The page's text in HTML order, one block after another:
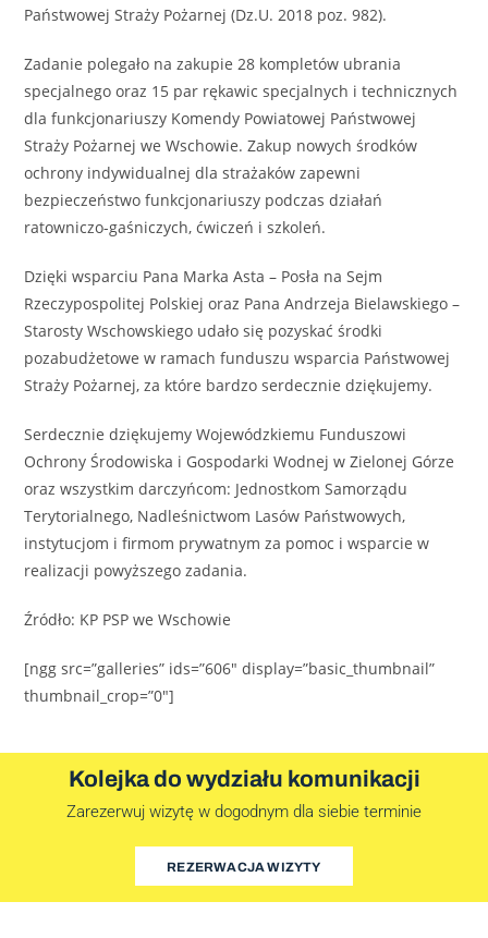
Państwowej Straży Pożarnej (Dz.U. 2018 poz. 982).
Zadanie polegało na zakupie 28 kompletów ubrania
specjalnego oraz 15 par rękawic specjalnych i technicznych
dla funkcjonariuszy Komendy Powiatowej Państwowej
Straży Pożarnej we Wschowie. Zakup nowych środków
ochrony indywidualnej dla strażaków zapewni
bezpieczeństwo funkcjonariuszy podczas działań
ratowniczo-gaśniczych, ćwiczeń i szkoleń.
Dzięki wsparciu Pana Marka Asta – Posła na Sejm
Rzeczypospolitej Polskiej oraz Pana Andrzeja Bielawskiego –
Starosty Wschowskiego udało się pozyskać środki
pozabudżetowe w ramach funduszu wsparcia Państwowej
Straży Pożarnej, za które bardzo serdecznie dziękujemy.
Serdecznie dziękujemy Wojewódzkiemu Funduszowi
Ochrony Środowiska i Gospodarki Wodnej w Zielonej Górze
oraz wszystkim darczyńcom: Jednostkom Samorządu
Terytorialnego, Nadleśnictwom Lasów Państwowych,
instytucjom i firmom prywatnym za pomoc i wsparcie w
realizacji powyższego zadania.
Źródło: KP PSP we Wschowie
[ngg src=”galleries” ids=”606″ display=”basic_thumbnail”
thumbnail_crop=”0″]
Kolejka do wydziału komunikacji
Zarezerwuj wizytę w dogodnym dla siebie terminie
REZERWACJA WIZYTY